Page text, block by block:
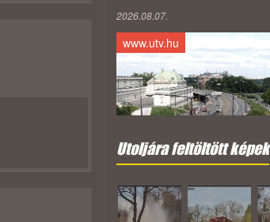
2026.08.07.
www.utv.hu
Utoljára feltöltött képek